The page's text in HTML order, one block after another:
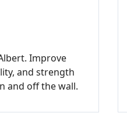
Improve
and strength
and off the wall.